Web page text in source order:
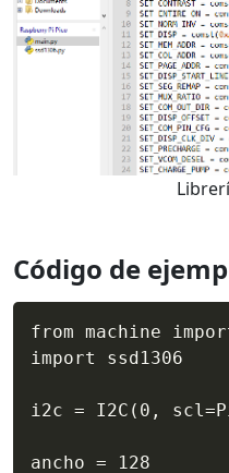
Código de
from machine
import ssd1306
i2c = I2C(0,
ancho = 128